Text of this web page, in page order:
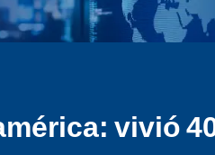
vivió